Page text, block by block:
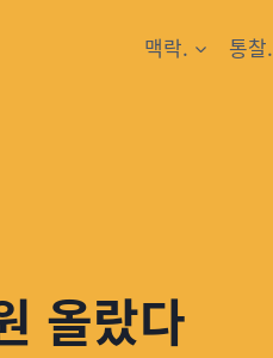
맥락. 통찰.
올랐다